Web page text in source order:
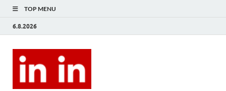
TOP MENU
6.8.2026